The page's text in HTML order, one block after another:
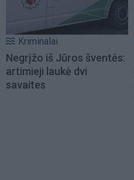
Kriminalai
Negrįžo iš Jūros šventės:
artimieji laukė dvi
savaites